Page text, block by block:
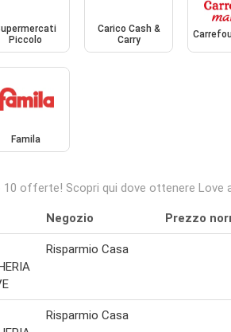
Piccolo
Carico Cash &
Carry
Famila
offerte! Scopri qui dove ottenere
Negozio Prezzo
Risparmio Casa
Risparmio Casa